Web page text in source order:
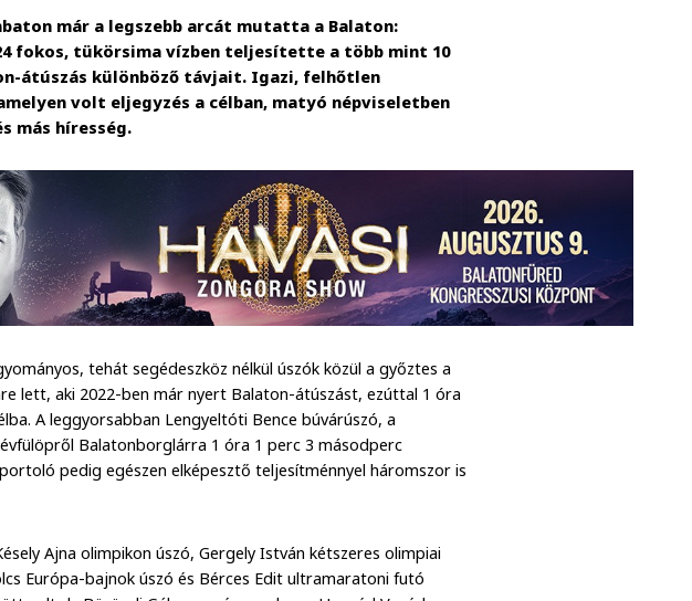
már a legszebb arcát mutatta a Balaton:
fokos, tükörsima vízben teljesítette a több mint 10
átúszás különböző távjait. Igazi, felhőtlen
volt eljegyzés a célban, matyó népviseletben
más híresség.
tehát segédeszköz nélkül úszók közül a győztes a
lett, aki 2022-ben már nyert Balaton-átúszást, ezúttal 1 óra
A leggyorsabban Lengyeltóti Bence búvárúszó, a
Balatonborglárra 1 óra 1 perc 3 másodperc
pedig egészen elképesztő teljesítménnyel háromszor is
Ajna olimpikon úszó, Gergely István kétszeres olimpiai
Európa-bajnok úszó és Bérces Edit ultramaratoni futó